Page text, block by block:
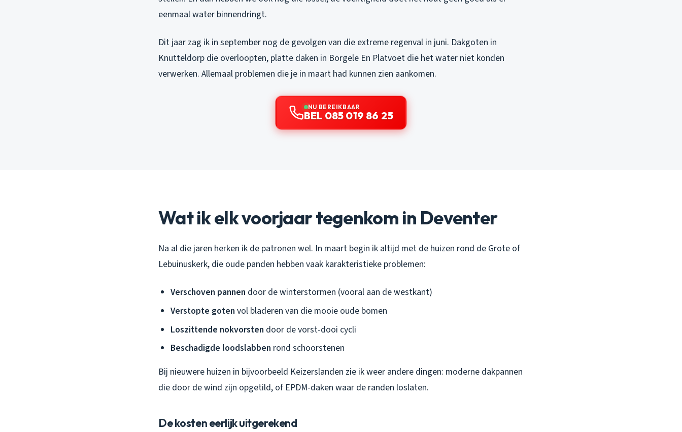
eenmaal water binnendringt.
Dit jaar zag ik in september nog de gevolgen van die extreme regenval in juni. Dakgoten in
Knutteldorp die overloopten, platte daken in Borgele En Platvoet die het water niet konden
verwerken. Allemaal problemen die je in maart had kunnen zien aankomen.
NU BEREIKBAAR
BEL 085 019 86 25
Wat ik elk voorjaar tegenkom in Deventer
Na al die jaren herken ik de patronen wel. In maart begin ik altijd met de huizen rond de Grote of
Lebuinuskerk, die oude panden hebben vaak karakteristieke problemen:
Verschoven pannen door de winterstormen (vooral aan de westkant)
Verstopte goten vol bladeren van die mooie oude bomen
Loszittende nokvorsten door de vorst-dooi cycli
Beschadigde loodslabben rond schoorstenen
Bij nieuwere huizen in bijvoorbeeld Keizerslanden zie ik weer andere dingen: moderne dakpannen
die door de wind zijn opgetild, of EPDM-daken waar de randen loslaten.
De kosten eerlijk uitgerekend